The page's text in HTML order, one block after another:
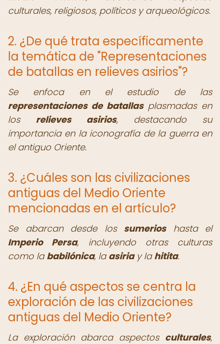
culturales, religiosos, políticos y arqueológicos.
2. ¿De qué trata específicamente
la temática de "Representaciones
de batallas en relieves asirios"?
Se enfoca en el estudio de las
representaciones de batallasplasmadas en
los relieves asirios, destacando su
importancia en la iconografía de la guerra en
el antiguo Oriente.
3. ¿Cuáles son las civilizaciones
antiguas del Medio Oriente
mencionadas en el artículo?
Se abarcan desde los sumerioshasta el
Imperio Persa, incluyendo otras culturas
como la babilónica, la asiriay la hitita.
4. ¿En qué aspectos se centra la
exploración de las civilizaciones
antiguas del Medio Oriente?
La exploración abarca aspectos culturales,